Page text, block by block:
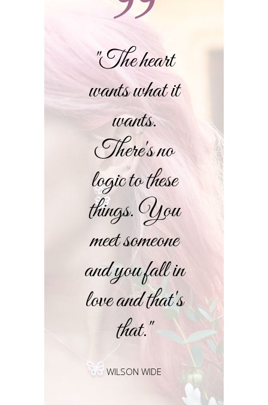
"The heart
wants what it
wants.
There's no
logic to these
things. You
meet someone
and you fall in
love and that's
that."
WILSON WIDE